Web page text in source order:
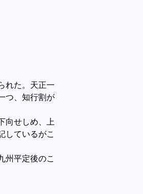
れた。天正一
つ、知行割が
向せしめ、上
しているがこ
州平定後のこ